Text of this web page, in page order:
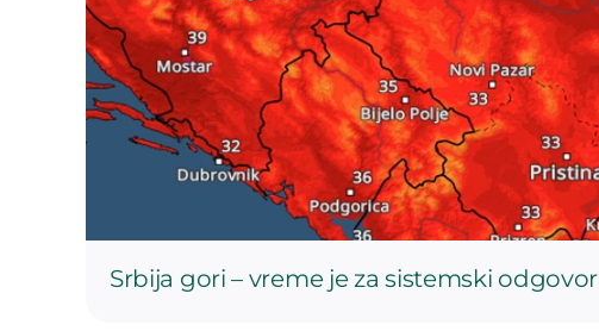
Srbija gori – vreme je za sistemski odgovor